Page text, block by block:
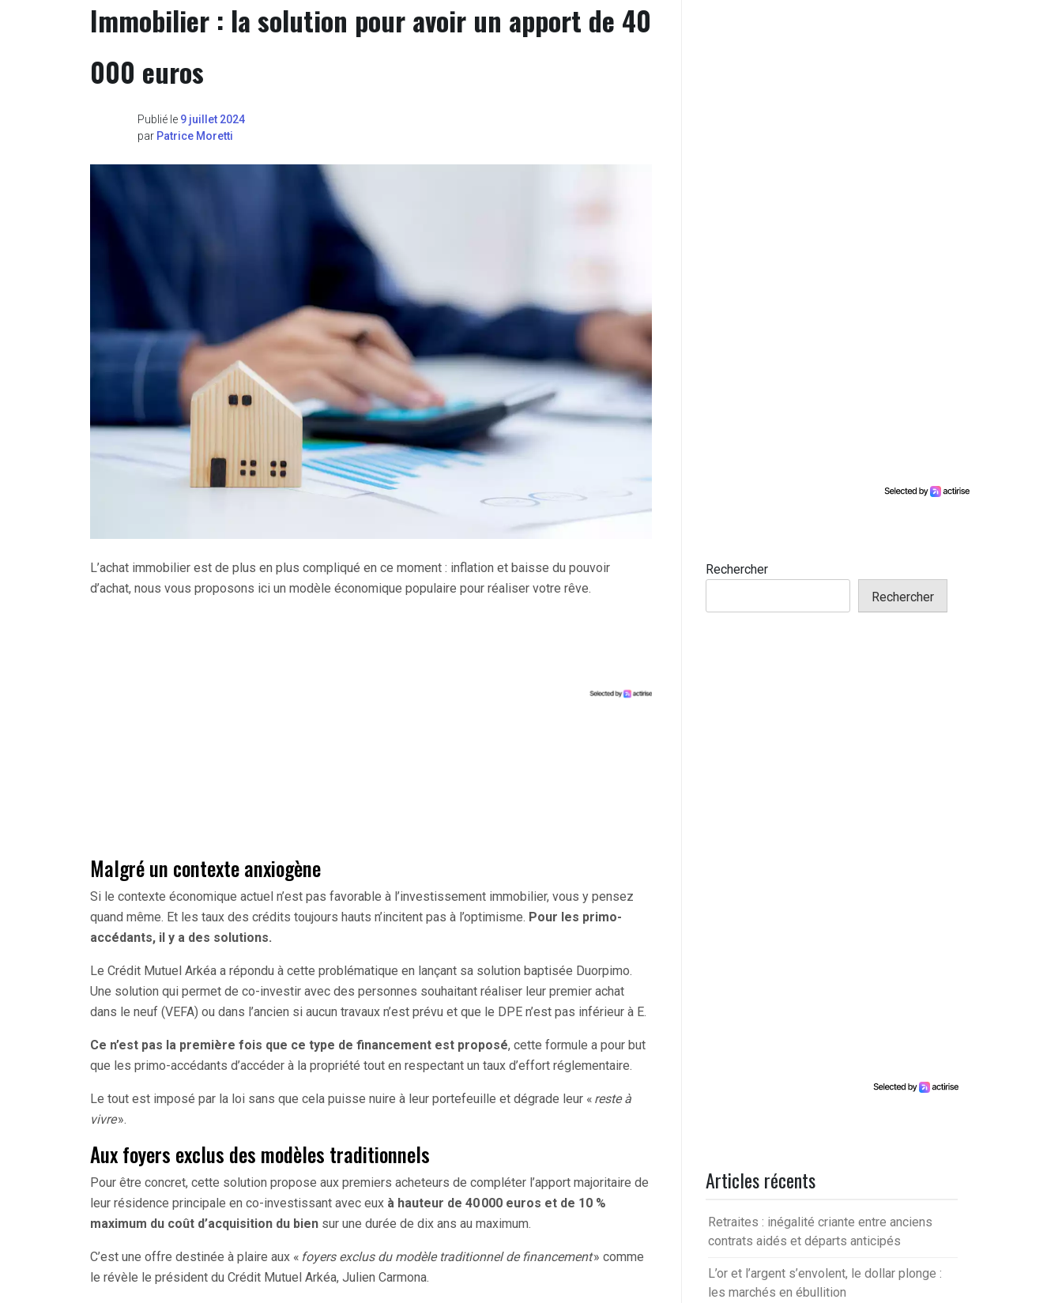
Immobilier : la solution pour avoir un apport de 40
000 euros
Publié le 9 juillet 2024
par Patrice Moretti
L’achat immobilier est de plus en plus compliqué en ce moment : inflation et baisse du pouvoir
d’achat, nous vous proposons ici un modèle économique populaire pour réaliser votre rêve.
Malgré un contexte anxiogène
Si le contexte économique actuel n’est pas favorable à l’investissement immobilier, vous y pensez
quand même. Et les taux des crédits toujours hauts n’incitent pas à l’optimisme. Pour les primo-
accédants, il y a des solutions.
Le Crédit Mutuel Arkéa a répondu à cette problématique en lançant sa solution baptisée Duorpimo.
Une solution qui permet de co-investir avec des personnes souhaitant réaliser leur premier achat
dans le neuf (VEFA) ou dans l’ancien si aucun travaux n’est prévu et que le DPE n’est pas inférieur à E.
Ce n’est pas la première fois que ce type de financement est proposé, cette formule a pour but
que les primo-accédants d’accéder à la propriété tout en respectant un taux d’effort réglementaire.
Le tout est imposé par la loi sans que cela puisse nuire à leur portefeuille et dégrade leur « reste à
vivre».
Aux foyers exclus des modèles traditionnels
Pour être concret, cette solution propose aux premiers acheteurs de compléter l’apport majoritaire de
leur résidence principale en co-investissant avec eux à hauteur de 40 000 euros et de 10 %
maximum du coût d’acquisition du bien sur une durée de dix ans au maximum.
C’est une offre destinée à plaire aux « foyers exclus du modèle traditionnel de financement» comme
le révèle le président du Crédit Mutuel Arkéa, Julien Carmona.
Rechercher
Rechercher
Articles récents
Retraites : inégalité criante entre anciens
contrats aidés et départs anticipés
L’or et l’argent s’envolent, le dollar plonge :
les marchés en ébullition